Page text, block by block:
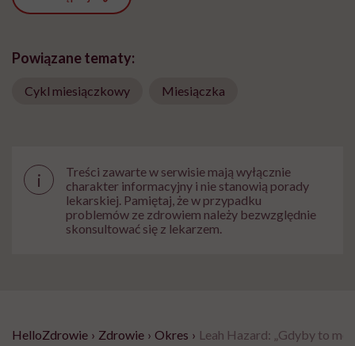
Powiązane tematy:
Cykl miesiączkowy Miesiączka
i
Treści zawarte w serwisie mają wyłącznie
charakter informacyjny i nie stanowią porady
lekarskiej. Pamiętaj, że w przypadku
problemów ze zdrowiem należy bezwzględnie
skonsultować się z lekarzem.
HelloZdrowie › Zdrowie › Okres › Leah Hazard: „Gdyby to